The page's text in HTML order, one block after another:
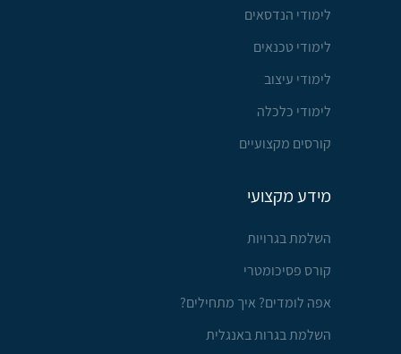
לימודי הנדסאים
לימודי טכנאים
לימודי עיצוב
לימודי כלכלה
קורסים מקצועיים
מידע מקצועי
השלמת בגרויות
קורס פסיכומטרי
אפה לומדים? איך מתחילים?
השלמת בגרות באנגלית